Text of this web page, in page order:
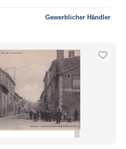
Gewerblicher Händler